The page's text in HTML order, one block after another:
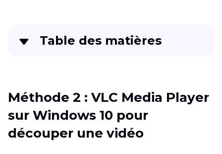
Table des matières
Méthode 2 : VLC Media Player sur Windows 10
pour découper une vidéo
Méthode 3 : HitPaw Montage Vidéo sur
Méthode 2 : VLC Media Player
sur Windows 10 pour
découper une vidéo